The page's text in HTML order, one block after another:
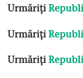
Urmăriți
Urmăriți
Urmăriți